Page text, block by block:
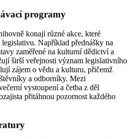
programy
konají různé akce, které
Například přednášky na
zaměřené na kulturní dědictví a
širší veřejnosti význam legislativního
zájem o vědu a kulturu, přičemž
a odborníky. Mezi
vystoupení a četba z děl
přitáhnou pozornost každého